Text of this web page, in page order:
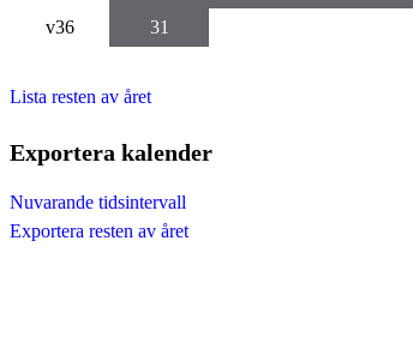
v36
31
Lista resten av året
Exportera kalender
Nuvarande tidsintervall
Exportera resten av året